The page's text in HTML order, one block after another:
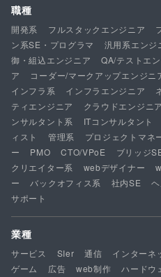
職種
開発系 フルスタックエンジニア
ン系SE・プログラマ
汎用系エンジ
御・組込エンジニア
QA/テストエ
ア
コーダー/マークアップエンジニ
インフラ系
インフラエンジニア
ティエンジニア
クラウドエンジニア
ンサルタント系
ITコンサルタント
ィスト
管理系 プロジェクトマネ
ー
PMO CTO/VPoE ブリッジ
クリエイター系
webデザイナー
ー
バックオフィス系 社内SE
サポート
業種
サービス SIer 通信 インターネ
ゲーム
広告 web制作 ハードウ